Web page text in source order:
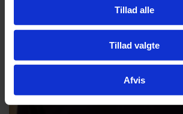
Tillad alle
Tillad valgte
Afvis